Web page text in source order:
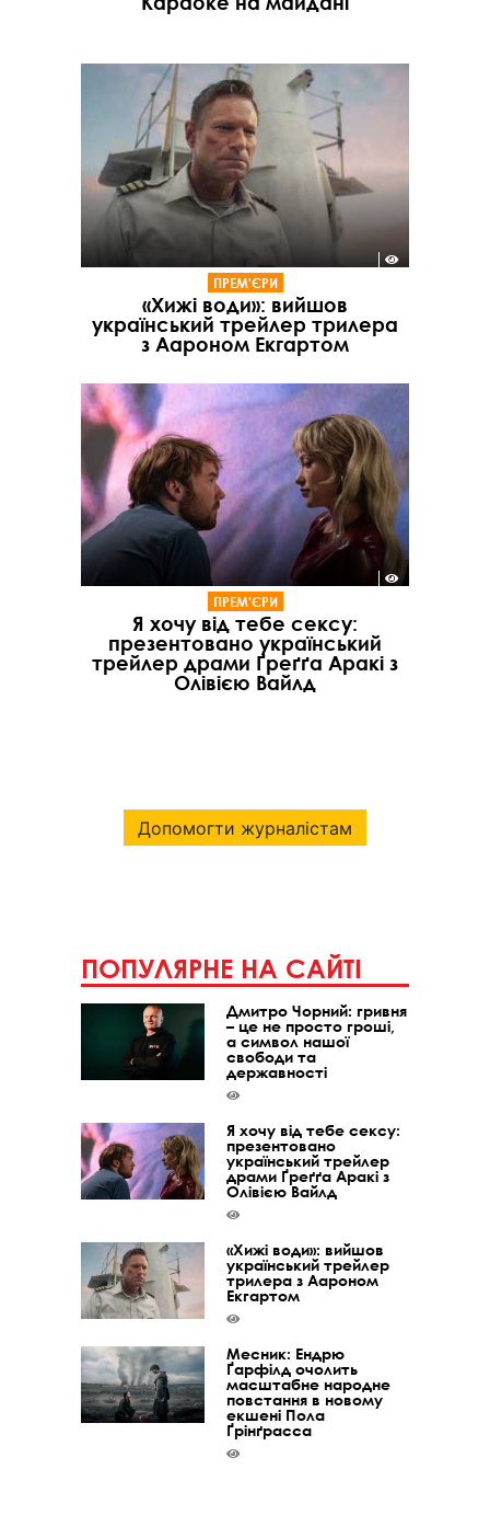
ПРЕМ'ЄРИ
«Хижі води»: вийшов
український трейлер трилера
з Аароном Екгартом
ПРЕМ'ЄРИ
Я хочу від тебе сексу:
презентовано український
трейлер драми Ґреґґа Аракі з
Олівією Вайлд
Допомогти журналістам
ПОПУЛЯРНЕ НА САЙТІ
Дмитро Чорний: гривня
– це не просто гроші,
а символ нашої
свободи та
державності
Я хочу від тебе сексу:
презентовано
український трейлер
драми Ґреґґа Аракі з
Олівією Вайлд
«Хижі води»: вийшов
український трейлер
трилера з Аароном
Екгартом
Месник: Ендрю
Ґарфілд очолить
масштабне народне
повстання в новому
екшені Пола
Ґрінґрасса